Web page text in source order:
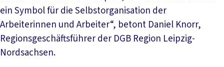
ein Symbol für die Selbstorganisation der
Arbeiterinnen und Arbeiter“, betont Daniel Knorr,
Regionsgeschäftsführer der DGB Region Leipzig-
Nordsachsen.